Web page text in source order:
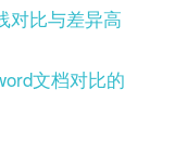
对比与差异高
文档对比的